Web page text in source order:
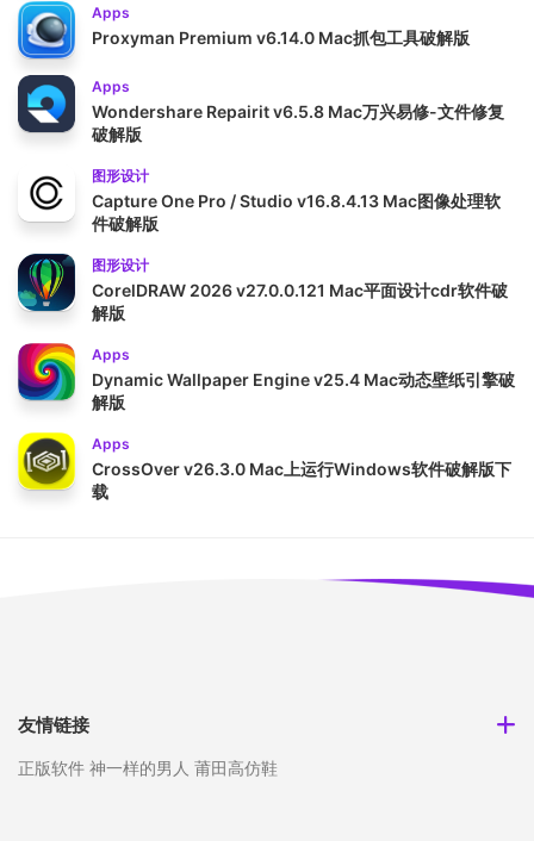
Apps
Proxyman Premium v6.14.0 Mac抓包工具破解版
Apps
Wondershare Repairit v6.5.8 Mac万兴易修-文件修复
破解版
图形设计
Capture One Pro / Studio v16.8.4.13 Mac图像处理软
件破解版
图形设计
CorelDRAW 2026 v27.0.0.121 Mac平面设计cdr软件破
解版
Apps
Dynamic Wallpaper Engine v25.4 Mac动态壁纸引擎破
解版
Apps
CrossOver v26.3.0 Mac上运行Windows软件破解版下
载
友情链接
正版软件 神一样的男人 莆田高仿鞋